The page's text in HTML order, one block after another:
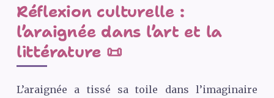
Réflexion culturelle :
l’araignée dans l’art et la
littérature 📜
L’araignée a tissé sa toile dans l’imaginaire